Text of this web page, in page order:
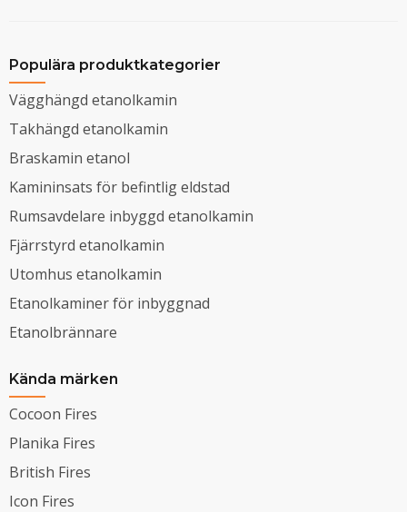
Populära produktkategorier
Vägghängd etanolkamin
Takhängd etanolkamin
Braskamin etanol
Kamininsats för befintlig eldstad
Rumsavdelare inbyggd etanolkamin
Fjärrstyrd etanolkamin
Utomhus etanolkamin
Etanolkaminer för inbyggnad
Etanolbrännare
Kända märken
Cocoon Fires
Planika Fires
British Fires
Icon Fires